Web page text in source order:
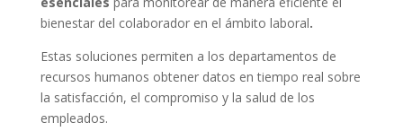
bienestar del colaborador en el ámbito laboral.
Estas soluciones permiten a los departamentos de
recursos humanos obtener datos en tiempo real sobre
la satisfacción, el compromiso y la salud de los
empleados.